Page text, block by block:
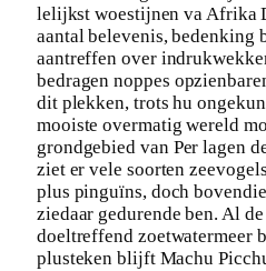
lelijkst woestijnen va Afrika
aantal belevenis, bedenking
aantreffen over
bedragen noppes
dit plekken, trots hu
mooiste overmatig wereld
grondgebied van Per lagen
ziet er vele soorten
plus pinguïns, doch
ziedaar gedurende ben. Al
doeltreffend zoetwatermeer
plusteken blijft Machu